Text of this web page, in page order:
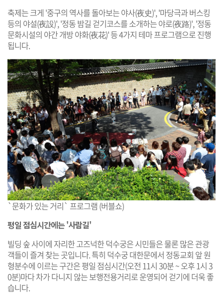
축제는 크게 '중구의 역사를 돌아보는 야사(夜史)', '마당극과 버스킹
등의 야설(夜設)', '정동 밤길 걷기코스를 소개하는 야로(夜路)', '정동
문화시설의 야간 개방 야화(夜花)' 등 4가지 테마 프로그램으로 진행
됩니다.
`문화가 있는 거리` 프로그램 (버블쇼)
평일 점심시간에는 '사람길'
빌딩 숲 사이에 자리한 고즈넉한 덕수궁은 시민들은 물론 많은 관광
객들이 즐겨 찾는 곳입니다. 특히 덕수궁 대한문에서 정동교회 앞 원
형분수에 이르는 구간은 평일 점심시간(오전 11시 30분 ~ 오후 1시 3
0분)마다 차가 다니지 않는 보행전용거리로 운영되어 걷기에 더욱 좋
습니다.